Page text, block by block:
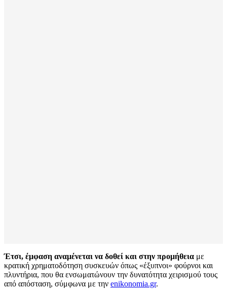
Έτσι, έμφαση αναμένεται να δοθεί και στην προμήθεια με
κρατική χρηματοδότηση συσκευών όπως «έξυπνοι» φούρνοι και
πλυντήρια, που θα ενσωματώνουν την δυνατότητα χειρισμού τους
από απόσταση, σύμφωνα με την enikonomia.gr.